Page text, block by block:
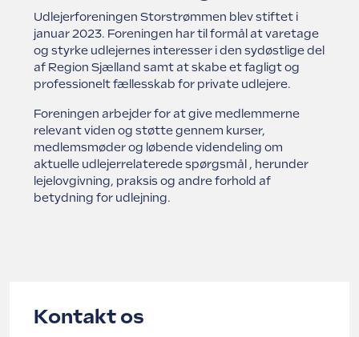
Udlejerforeningen Storstrømmen blev stiftet i
januar 2023. Foreningen har til formål at varetage
og styrke udlejernes interesser i den sydøstlige del
af Region Sjælland samt at skabe et fagligt og
professionelt fællesskab for private udlejere.
Foreningen arbejder for at give medlemmerne
relevant viden og støtte gennem kurser,
medlemsmøder og løbende videndeling om
aktuelle udlejerrelaterede spørgsmål , herunder
lejelovgivning, praksis og andre forhold af
betydning for udlejning.
Kontakt os
Struer Grundejerforening
Udlejerforeningen Midtvest
Udlejerforeningen Aarhus
Viborg Udlejerforening
Udlejerforeningen Vestfyn
Vejle Grundejerforening